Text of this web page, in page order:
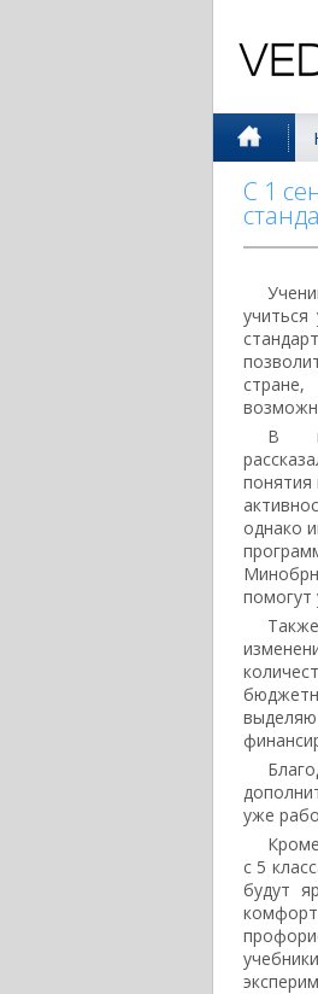
С 1
В
понятия
однако
помогут
уже
с 5
будут